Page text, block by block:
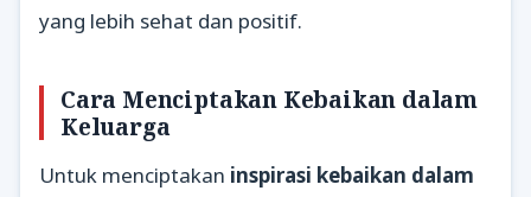
yang lebih sehat dan positif.
Cara Menciptakan Kebaikan dalam
Keluarga
Untuk menciptakan inspirasi kebaikan dalam